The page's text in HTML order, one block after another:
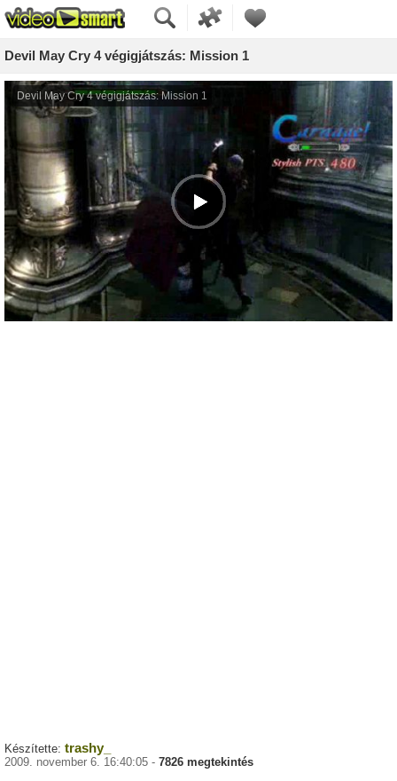
Devil May Cry 4 végigjátszás: Mission 1
Készítette: trashy_
2009. november 6. 16:40:05 - 7826 megtekintés